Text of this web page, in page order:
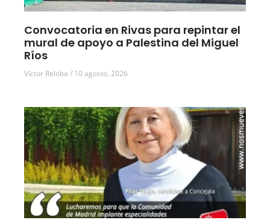
Convocatoria en Rivas para repintar el
mural de apoyo a Palestina del Miguel
Ríos
Víctor Reloba 10 agosto, 2026